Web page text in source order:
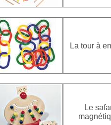
La tour à
Le